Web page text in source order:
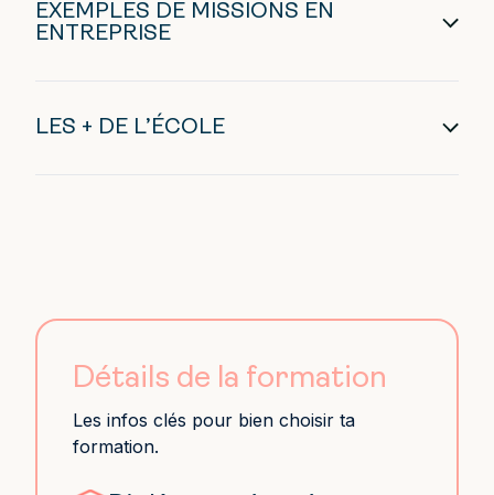
EXEMPLES DE MISSIONS EN
ENTREPRISE
LES + DE L’ÉCOLE
Détails de la formation
Les infos clés pour bien choisir ta
formation.